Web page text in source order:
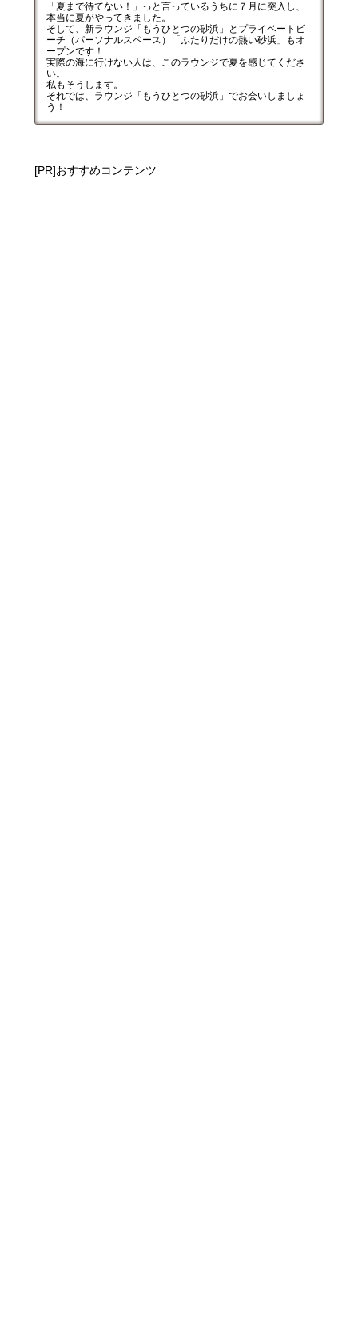
「夏まで待てない！」っと言っているうちに７月に突入し、
本当に夏がやってきました。
そして、新ラウンジ「もうひとつの砂浜」とプライベートビ
ーチ（パーソナルスペース）「ふたりだけの熱い砂浜」もオ
ープンです！
実際の海に行けない人は、このラウンジで夏を感じてくださ
い。
私もそうします。
それでは、ラウンジ「もうひとつの砂浜」でお会いしましょ
う！
[PR]おすすめコンテンツ